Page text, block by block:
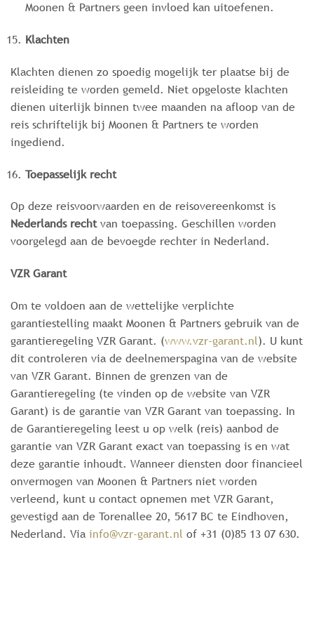
Moonen & Partners geen invloed kan uitoefenen.
Klachten
Klachten dienen zo spoedig mogelijk ter plaatse bij de
reisleiding te worden gemeld. Niet opgeloste klachten
dienen uiterlijk binnen twee maanden na afloop van de
reis schriftelijk bij Moonen & Partners te worden
ingediend.
Toepasselijk recht
Op deze reisvoorwaarden en de reisovereenkomst is
Nederlands rechtvan toepassing. Geschillen worden
voorgelegd aan de bevoegde rechter in Nederland.
VZR Garant
Om te voldoen aan de wettelijke verplichte
garantiestelling maakt Moonen & Partners gebruik van de
garantieregeling VZR Garant. (www.vzr-garant.nl). U kunt
dit controleren via de deelnemerspagina van de website
van VZR Garant. Binnen de grenzen van de
Garantieregeling (te vinden op de website van VZR
Garant) is de garantie van VZR Garant van toepassing. In
de Garantieregeling leest u op welk (reis) aanbod de
garantie van VZR Garant exact van toepassing is en wat
deze garantie inhoudt. Wanneer diensten door financieel
onvermogen van Moonen & Partners niet worden
verleend, kunt u contact opnemen met VZR Garant,
gevestigd aan de Torenallee 20, 5617 BC te Eindhoven,
Nederland. Via info@vzr-garant.nl of +31 (0)85 13 07 630.